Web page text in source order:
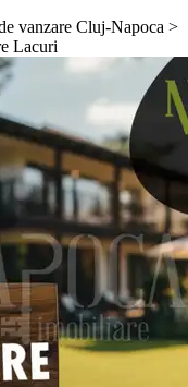
vanzare Cluj-Napoca >
Lacuri